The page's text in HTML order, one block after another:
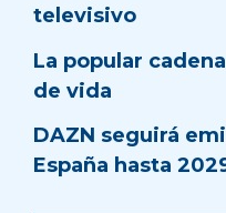
televisivo
La popular
de vida
DAZN seguirá
España hasta